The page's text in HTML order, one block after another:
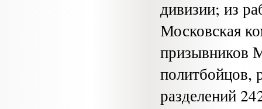
дивизии; из
Московская
призывников
политбойцов,
разделений